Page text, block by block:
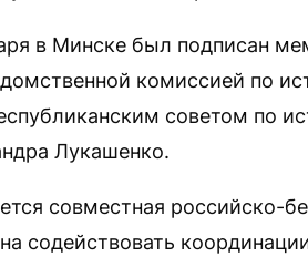
в Минске был подписан
комиссией по
советом по
Лукашенко.
совместная российско-
содействовать